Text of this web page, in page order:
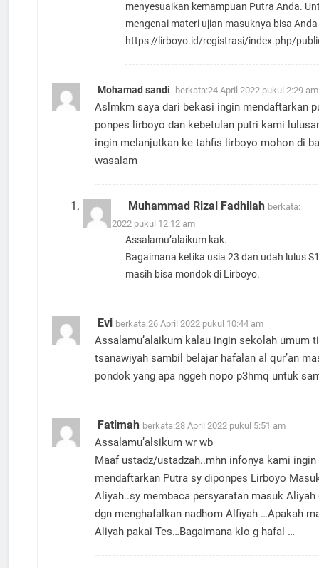
menyesuaikan kemampuan Putra Anda.
mengenai materi ujian masuknya bisa
https://lirboyo.id/registrasi/index.php/
Mohamad sandi berkata:24 April 2022 pukul 2:29 am
Aslmkm saya dari bekasi ingin mendaftarkan
ponpes lirboyo dan kebetulan putri kami
ingin melanjutkan ke tahfis lirboyo mohon di
wasalam
Muhammad Rizal Fadhilah berkata:
14 Mei 2022 pukul 12:12 am
Assalamu’alaikum kak.
Bagaimana ketika usia 23 dan udah lulus
masih bisa mondok di Lirboyo.
Evi berkata:26 April 2022 pukul 10:44 am
Assalamu’alaikum kalau ingin sekolah umum
tsanawiyah sambil belajar hafalan al qur’an
pondok yang apa nggeh nopo p3hmq untuk
Fatimah berkata:28 April 2022 pukul 5:51 am
Assalamu’alsikum wr wb
Maaf ustadz/ustadzah..mhn infonya kami ingin
mendaftarkan Putra sy diponpes Lirboyo
Aliyah..sy membaca persyaratan masuk Aliyah
dgn menghafalkan nadhom Alfiyah …Apakah
Aliyah pakai Tes…Bagaimana klo g hafal …